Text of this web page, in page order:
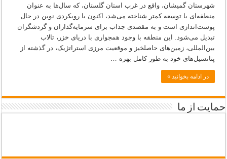
شهرستان گمیشان، واقع در غرب استان گلستان، که سال‌ها به عنوان
منطقه‌ای با توسعه کمتر شناخته می‌شد، اکنون با رویکردی نوین در حال
پوست‌اندازی است و به مقصدی جذاب برای سرمایه‌گذاران و گردشگران
تبدیل می‌شود. این منطقه با وجود همجواری با دریای خزر، تالاب
بین‌المللی، زمین‌های حاصلخیز و موقعیت مرزی استراتژیک، در گذشته از
پتانسیل‌های خود به طور کامل بهره …
در ادامه بخوانید »
حمایت از ما